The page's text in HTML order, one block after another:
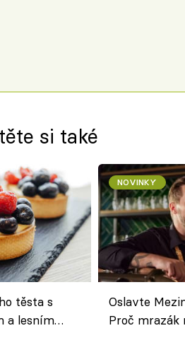
si také
těsta s
a lesním
NOVINKY
Oslavte
Proč